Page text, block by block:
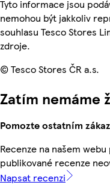
Tyto informace jsou
nemohou být jakkoliv
souhlasu Tesco Stores
zdroje.
© Tesco Stores ČR a.s.
Zatím nemáme
Pomozte ostatním
Recenze na našem
publikované recenze
Napsat recenzi